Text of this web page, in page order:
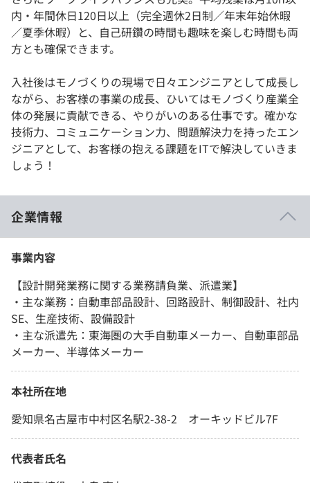
内・年間休日120日以上（完全週休2日制／年末年始休暇
／夏季休暇）と、自己研鑽の時間も趣味を楽しむ時間も両
方とも確保できます。
入社後はモノづくりの現場で日々エンジニアとして成長し
ながら、お客様の事業の成長、ひいてはモノづくり産業全
体の発展に貢献できる、やりがいのある仕事です。確かな
技術力、コミュニケーション力、問題解決力を持ったエン
ジニアとして、お客様の抱える課題をITで解決していきま
しょう！
企業情報
事業内容
【設計開発業務に関する業務請負業、派遣業】
・主な業務：自動車部品設計、回路設計、制御設計、社内
SE、生産技術、設備設計
・主な派遣先：東海圏の大手自動車メーカー、自動車部品
メーカー、半導体メーカー
本社所在地
愛知県名古屋市中村区名駅2-38-2 オーキッドビル7F
代表者氏名